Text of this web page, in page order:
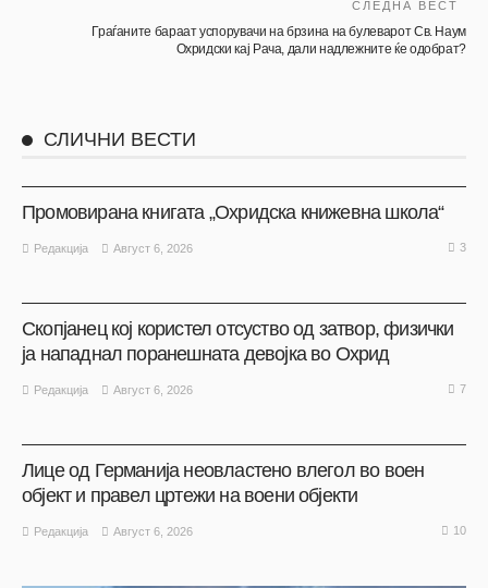
СЛЕДНА ВЕСТ
Граѓаните бараат успорувачи на брзина на булеварот Св. Наум
Охридски кај Рача, дали надлежните ќе одобрат?
СЛИЧНИ ВЕСТИ
Промовирана книгата „Охридска книжевна школа“
Редакција Август 6, 2026 3
Скопјанец кој користел отсуство од затвор, физички
ја нападнал поранешната девојка во Охрид
Редакција Август 6, 2026 7
Лице од Германија неовластено влегол во воен
објект и правел цртежи на воени објекти
Редакција Август 6, 2026 10